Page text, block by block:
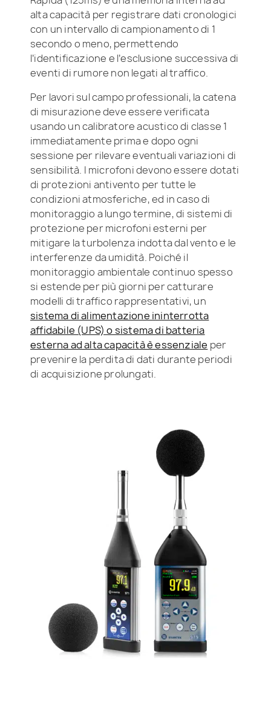
alta capacità per registrare dati cronologici
con un intervallo di campionamento di 1
secondo o meno, permettendo
l’identificazione e l’esclusione successiva di
eventi di rumore non legati al traffico.
Per lavori sul campo professionali, la catena
di misurazione deve essere verificata
usando un calibratore acustico di classe 1
immediatamente prima e dopo ogni
sessione per rilevare eventuali variazioni di
sensibilità. I microfoni devono essere dotati
di protezioni antivento per tutte le
condizioni atmosferiche, ed in caso di
monitoraggio a lungo termine, di sistemi di
protezione per microfoni esterni per
mitigare la turbolenza indotta dal vento e le
interferenze da umidità. Poiché il
monitoraggio ambientale continuo spesso
si estende per più giorni per catturare
modelli di traffico rappresentativi, un
sistema di alimentazione ininterrotta
affidabile (UPS) o sistema di batteria
esterna ad alta capacità è essenziale per
prevenire la perdita di dati durante periodi
di acquisizione prolungati.